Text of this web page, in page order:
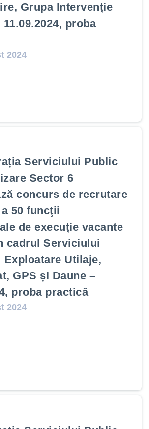
Grupa Intervenție
proba
2024
Serviciului Public
Sector 6
concurs de recrutare
50 funcţii
de execuție vacante
cadrul Serviciului
Exploatare Utilaje,
GPS și Daune –
proba practică
2024